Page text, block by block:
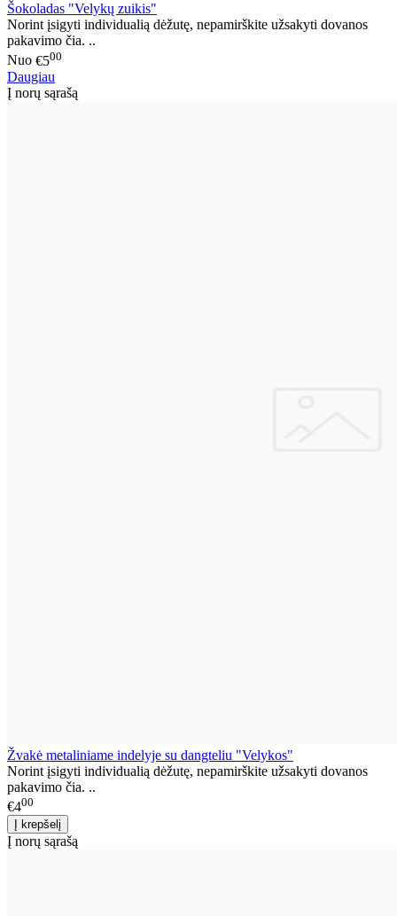
Šokoladas "Velykų zuikis"
Norint įsigyti individualią dėžutę, nepamirškite užsakyti dovanos
pakavimo čia. ..
Nuo €500
Daugiau
Į norų sąrašą
Žvakė metaliniame indelyje su dangteliu "Velykos"
Norint įsigyti individualią dėžutę, nepamirškite užsakyti dovanos
pakavimo čia. ..
€400
Į norų sąrašą